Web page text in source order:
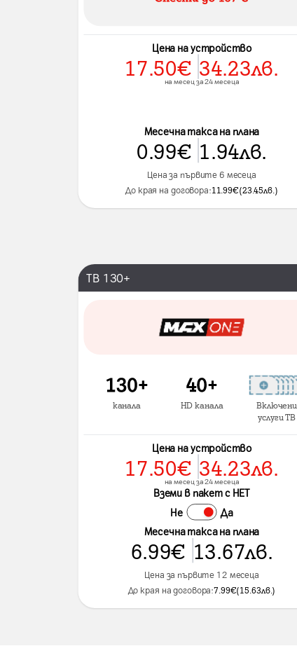
Цена на устройство
17.50€ 34.23лв.
на месец за 24 месеца
Месечна такса на плана
0.99€ 1.94лв.
Цена за първите 6 месеца
До края на договора:11.99€(23.45лв.)
ТВ 130+
канала HD канала Включени
услуги ТВ
Цена на устройство
17.50€ 34.23лв.
на месец за 24 месеца
Вземи в пакет с НЕТ
Не
Да
Месечна такса на плана
6.99€ 13.67лв.
Цена за първите 12 месеца
До края на договора:7.99€(15.63лв.)